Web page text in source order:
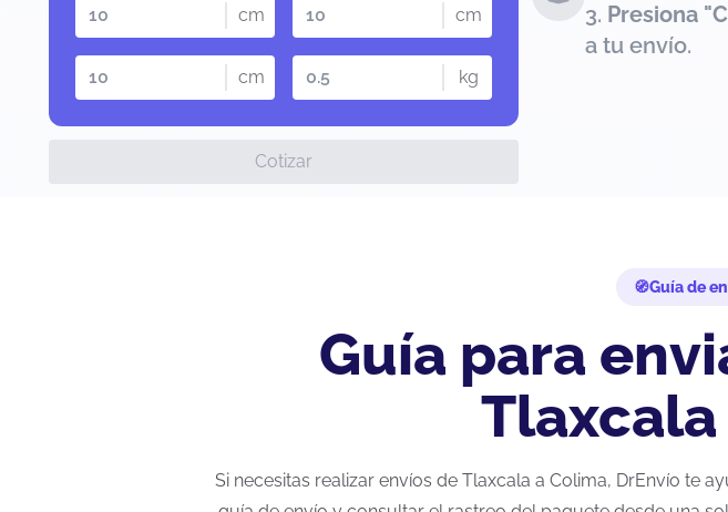
cm cm
cm kg
Cotizar
Presiona
a tu envío.
Guía de
Guía para
Si necesitas realizar envíos de Tlaxcala a Colima, DrEnvío te